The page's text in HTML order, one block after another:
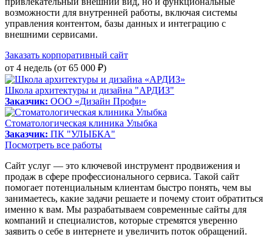
возможности для внутренней работы, включая системы
управления контентом, базы данных и интеграцию с
внешними сервисами.
Заказать корпоративный сайт
от 4 недель (от 65 000 ₽)
Школа архитектуры и дизайна "АРДИЗ"
Заказчик: ООО «Дизайн Профи»
Стоматологическая клиника Улыбка
Заказчик: ПК "УЛЫБКА"
Посмотреть все работы
Сайт услуг — это ключевой инструмент продвижения и
продаж в сфере профессионального сервиса. Такой сайт
помогает потенциальным клиентам быстро понять, чем вы
занимаетесь, какие задачи решаете и почему стоит обратиться
именно к вам. Мы разрабатываем современные сайты для
компаний и специалистов, которые стремятся уверенно
заявить о себе в интернете и увеличить поток обращений.